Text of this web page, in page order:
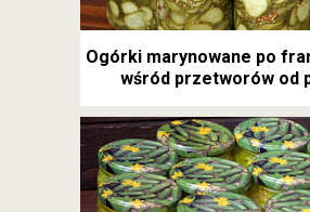
Ogórki marynowane po
wśród przetworów od